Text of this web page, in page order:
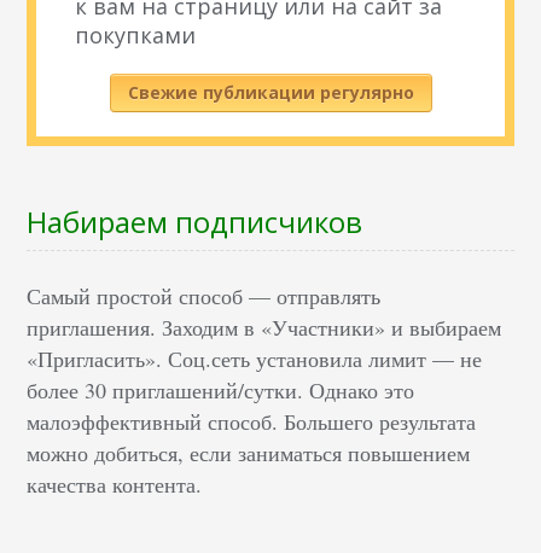
к вам на страницу или на сайт за
покупками
Свежие публикации регулярно
Набираем подписчиков
Самый простой способ — отправлять
приглашения. Заходим в «Участники» и выбираем
«Пригласить». Соц.сеть установила лимит — не
более 30 приглашений/сутки. Однако это
малоэффективный способ. Большего результата
можно добиться, если заниматься повышением
качества контента.